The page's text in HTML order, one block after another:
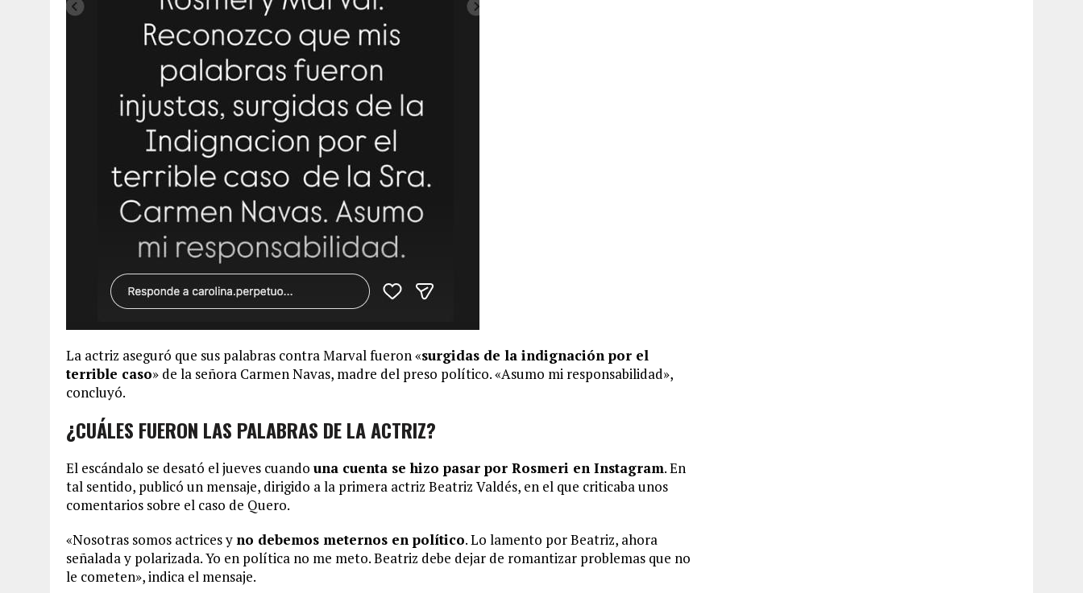
La actriz aseguró que sus palabras contra Marval fueron «surgidas de la indignación por el
terrible caso» de la señora Carmen Navas, madre del preso político. «Asumo mi responsabilidad»,
concluyó.
¿CUÁLES FUERON LAS PALABRAS DE LA ACTRIZ?
El escándalo se desató el jueves cuando una cuenta se hizo pasar por Rosmeri en Instagram. En
tal sentido, publicó un mensaje, dirigido a la primera actriz Beatriz Valdés, en el que criticaba unos
comentarios sobre el caso de Quero.
«Nosotras somos actrices y no debemos meternos en político. Lo lamento por Beatriz, ahora
señalada y polarizada. Yo en política no me meto. Beatriz debe dejar de romantizar problemas que no
le cometen», indica el mensaje.